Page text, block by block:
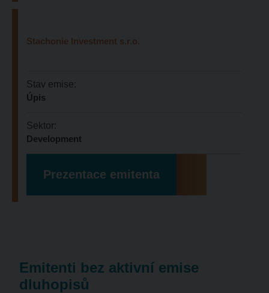
Stachonie Investment s.r.o.
Stav emise:
Úpis
Sektor:
Development
Prezentace emitenta
Emitenti bez aktivní emise
dluhopisů